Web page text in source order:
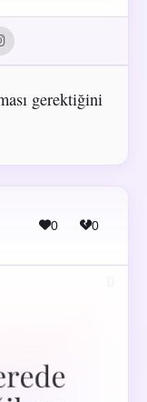
gerektiğini
0 0